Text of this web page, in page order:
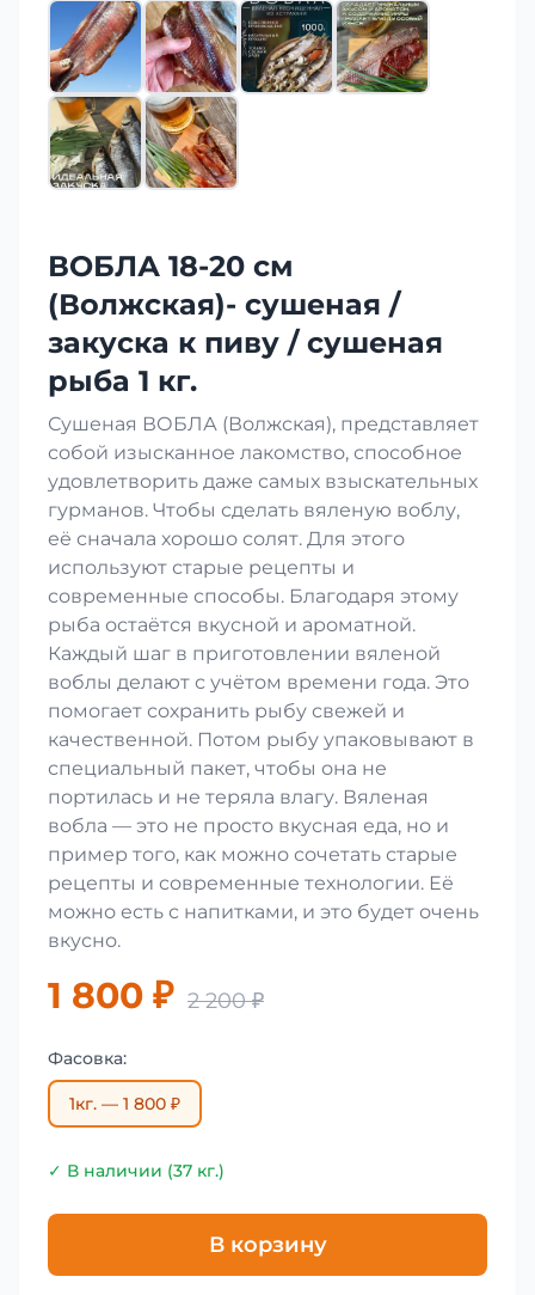
ВОБЛА 18-20 см
(Волжская)- сушеная /
закуска к пиву / сушеная
рыба 1 кг.
Сушеная ВОБЛА (Волжская), представляет
собой изысканное лакомство, способное
удовлетворить даже самых взыскательных
гурманов. Чтобы сделать вяленую воблу,
её сначала хорошо солят. Для этого
используют старые рецепты и
современные способы. Благодаря этому
рыба остаётся вкусной и ароматной.
Каждый шаг в приготовлении вяленой
воблы делают с учётом времени года. Это
помогает сохранить рыбу свежей и
качественной. Потом рыбу упаковывают в
специальный пакет, чтобы она не
портилась и не теряла влагу. Вяленая
вобла — это не просто вкусная еда, но и
пример того, как можно сочетать старые
рецепты и современные технологии. Её
можно есть с напитками, и это будет очень
вкусно.
1 800 ₽ 2 200 ₽
Фасовка:
1кг. — 1 800 ₽
✓ В наличии (37 кг.)
В корзину